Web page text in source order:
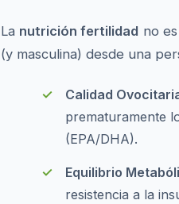
La nutrición fertilidad no
(y masculina) desde una
Calidad
prematuramente
(EPA/DHA).
Equilibrio
resistencia a la